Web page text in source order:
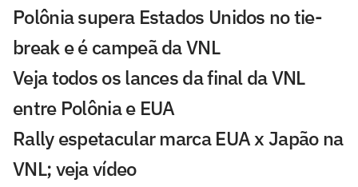
Polônia supera Estados Unidos no tie-
break e é campeã da VNL
Veja todos os lances da final da VNL
entre Polônia e EUA
Rally espetacular marca EUA x Japão na
VNL; veja vídeo